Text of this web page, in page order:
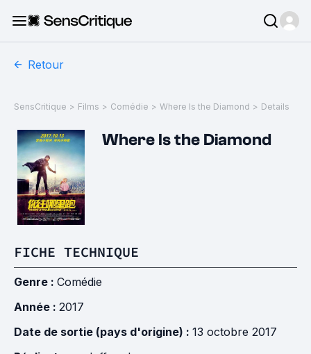
Retour
SensCritique > Films > Comédie > Where Is the Diamond > Details
Where Is the Diamond
FICHE TECHNIQUE
Genre : Comédie
Année : 2017
Date de sortie (pays d'origine) : 13 octobre 2017